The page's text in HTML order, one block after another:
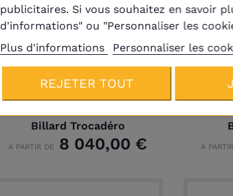
Billard Trocadéro
A PARTIR DE 8 040,00 € A
publicitaires. Si vous souhaitez en savoir
d'informations" ou "Personnaliser les
Plus d'informations
Personnaliser les
REJETER TOUT